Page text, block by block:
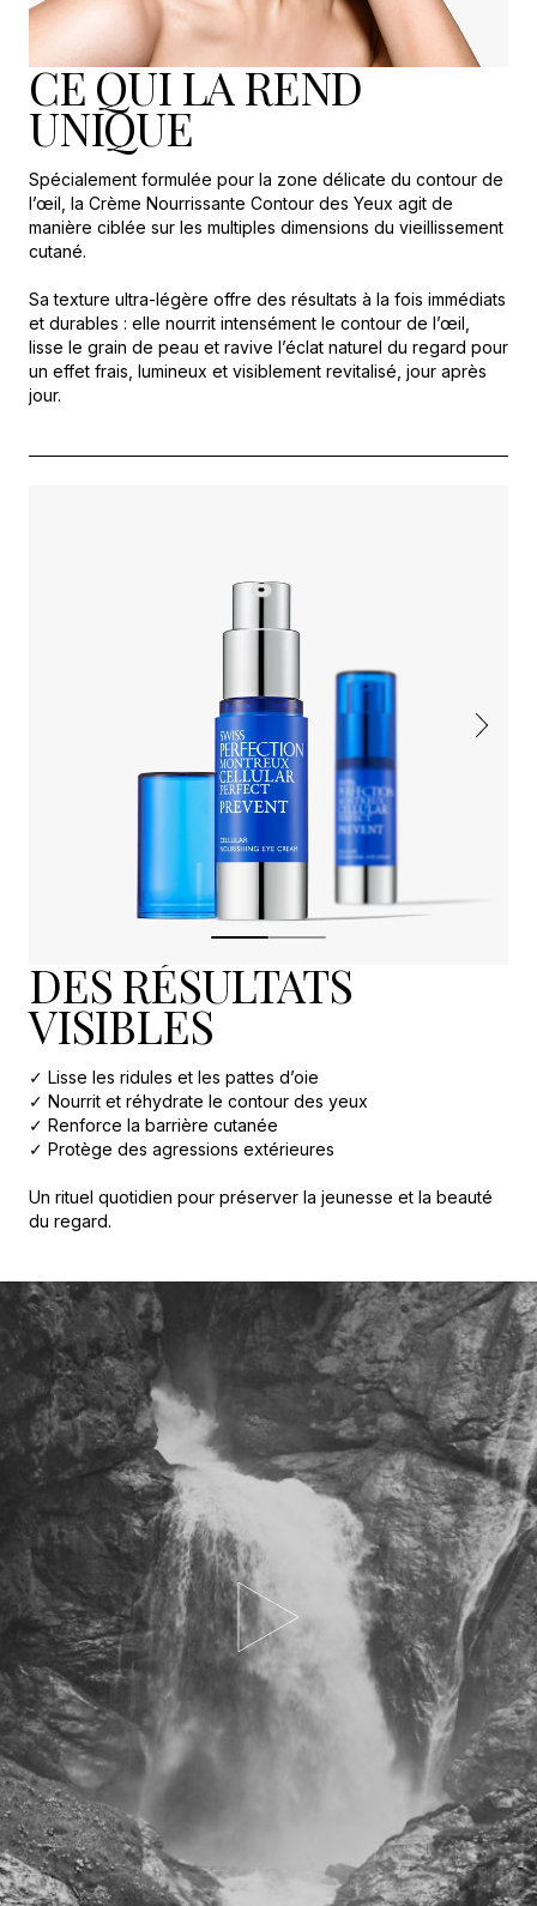
CE QUI LA REND
UNIQUE
Spécialement formulée pour la zone délicate du contour de
l’œil, la Crème Nourrissante Contour des Yeux agit de
manière ciblée sur les multiples dimensions du vieillissement
cutané.
Sa texture ultra-légère offre des résultats à la fois immédiats
et durables : elle nourrit intensément le contour de l’œil,
lisse le grain de peau et ravive l’éclat naturel du regard pour
un effet frais, lumineux et visiblement revitalisé, jour après
jour.
DES RÉSULTATS
VISIBLES
✓ Lisse les ridules et les pattes d’oie
✓ Nourrit et réhydrate le contour des yeux
✓ Renforce la barrière cutanée
✓ Protège des agressions extérieures
Un rituel quotidien pour préserver la jeunesse et la beauté
du regard.